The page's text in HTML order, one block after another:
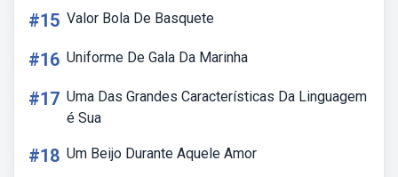
#15 Valor Bola De Basquete
#16 Uniforme De Gala Da Marinha
#17 Uma Das Grandes Características Da Linguagem
é Sua
#18 Um Beijo Durante Aquele Amor